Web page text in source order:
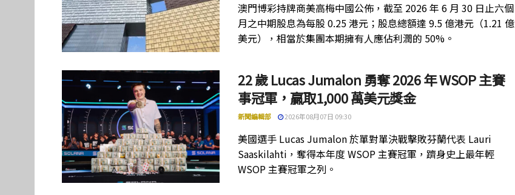
澳門博彩持牌商美高梅中國公佈，截至 2026 年 6 月 30 日止六個
月之中期股息為每股 0.25 港元；股息總額達 9.5 億港元（1.21 億
美元），相當於集團本期擁有人應佔利潤的 50%。
22 歲 Lucas Jumalon 勇奪 2026 年 WSOP 主賽
事冠軍，贏取1,000 萬美元獎金
新聞編輯部 2026年08月07日 09:30
美國選手 Lucas Jumalon 於單對單決戰擊敗芬蘭代表 Lauri
Saaskilahti，奪得本年度 WSOP 主賽冠軍，躋身史上最年輕
WSOP 主賽冠軍之列。